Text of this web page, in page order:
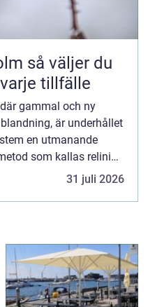
du
tillfälle
gammal och ny
är underhållet
en utmanande
som kallas relining
31 juli 2026